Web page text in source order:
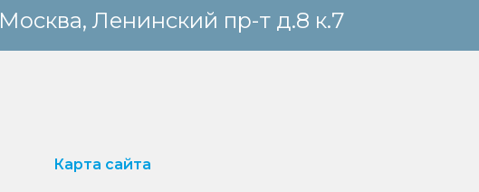
Москва, Ленинский пр-т д.8 к.7
Карта сайта